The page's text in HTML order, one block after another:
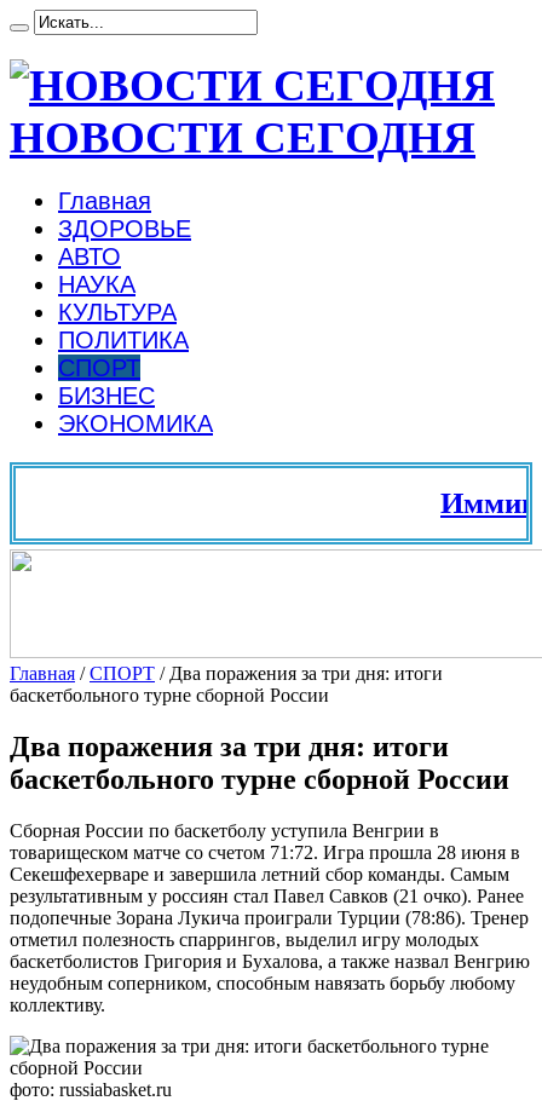
НОВОСТИ СЕГОДНЯ
Главная
ЗДОРОВЬЕ
АВТО
НАУКА
КУЛЬТУРА
ПОЛИТИКА
СПОРТ
БИЗНЕС
ЭКОНОМИКА
Главная /СПОРТ / Два поражения за три дня: итоги
баскетбольного турне сборной России
Два поражения за три дня: итоги
баскетбольного турне сборной России
Сборная России по баскетболу уступила Венгрии в
товарищеском матче со счетом 71:72. Игра прошла 28 июня в
Секешфехерваре и завершила летний сбор команды. Самым
результативным у россиян стал Павел Савков (21 очко). Ранее
подопечные Зорана Лукича проиграли Турции (78:86). Тренер
отметил полезность спаррингов, выделил игру молодых
баскетболистов Григория и Бухалова, а также назвал Венгрию
неудобным соперником, способным навязать борьбу любому
коллективу.
фото: russiabasket.ru